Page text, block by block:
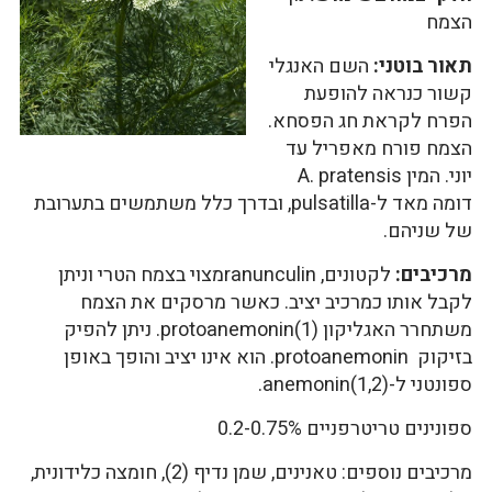
הצמח
תאור בוטני: השם האנגלי
קשור כנראה להופעת
הפרח לקראת חג הפסחא.
הצמח פורח מאפריל עד
יוני. המין A. pratensis
דומה מאד ל-pulsatilla, ובדרך כלל משתמשים בתערובת
של שניהם.
מרכיבים:
לקטונים, ranunculinמצוי בצמח הטרי וניתן
לקבל אותו כמרכיב יציב. כאשר מרסקים את הצמח
משתחרר האגליקון protoanemonin(1). ניתן להפיק
בזיקוק protoanemonin. הוא אינו יציב והופך באופן
ספונטני ל-anemonin(1,2).
ספונינים טריטרפניים 0.2-0.75%
מרכיבים נוספים: טאנינים, שמן נדיף (2), חומצה כלידונית,